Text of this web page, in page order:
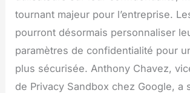
tournant majeur pour l’entreprise.
pourront désormais personnaliser
paramètres de confidentialité pour
plus sécurisée. Anthony Chavez,
de Privacy Sandbox chez Google, a